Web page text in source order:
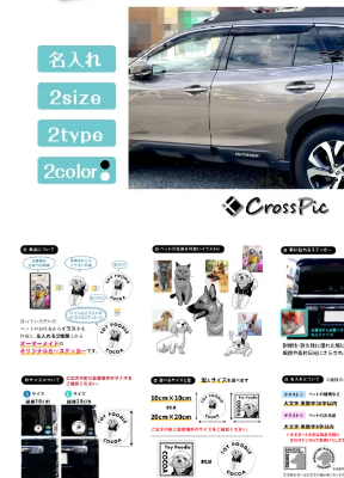
選んでつくる防水シール
犬グッズ
猫グッズ
写真でつくるシリーズ
写真でつくるカーステッカー
写真でつくる防水シール
写真でつくるフォトパネル
お問い合わせ